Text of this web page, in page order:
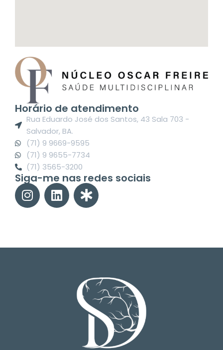
Horário de atendimento
Rua Eduardo José dos Santos, 43 Sala 703 -
Salvador, BA.
(71) 9 9669-9595
(71) 9 9655-7734
(71) 3565-3200
Siga-me nas redes sociais